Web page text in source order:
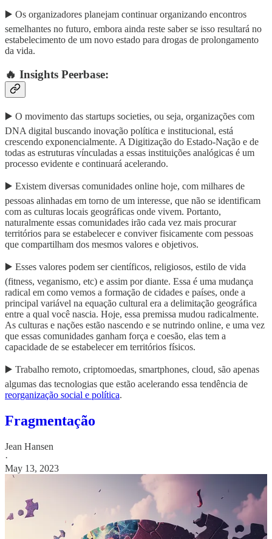
▶️ Os organizadores planejam continuar organizando encontros
semelhantes no futuro, embora ainda reste saber se isso resultará no
estabelecimento de um novo estado para drogas de prolongamento
da vida.
🔥 Insights Peerbase:
▶️ O movimento das startups societies, ou seja, organizações com
DNA digital buscando inovação política e institucional, está
crescendo exponencialmente. A Digitização do Estado-Nação e de
todas as estruturas vínculadas a essas instituições analógicas é um
processo evidente e continuará acelerando.
▶️ Existem diversas comunidades online hoje, com milhares de
pessoas alinhadas em torno de um interesse, que não se identificam
com as culturas locais geográficas onde vivem. Portanto,
naturalmente essas comunidades irão cada vez mais procurar
territórios para se estabelecer e conviver fisicamente com pessoas
que compartilham dos mesmos valores e objetivos.
▶️ Esses valores podem ser científicos, religiosos, estilo de vida
(fitness, veganismo, etc) e assim por diante. Essa é uma mudança
radical em como vemos a formação de cidades e países, onde a
principal variável na equação cultural era a delimitação geográfica
entre a qual você nascia. Hoje, essa premissa mudou radicalmente.
As culturas e nações estão nascendo e se nutrindo online, e uma vez
que essas comunidades ganham força e coesão, elas tem a
capacidade de se estabelecer em territórios físicos.
▶️ Trabalho remoto, criptomoedas, smartphones, cloud, são apenas
algumas das tecnologias que estão acelerando essa tendência de
reorganização social e política.
Fragmentação
Jean Hansen
·
May 13, 2023